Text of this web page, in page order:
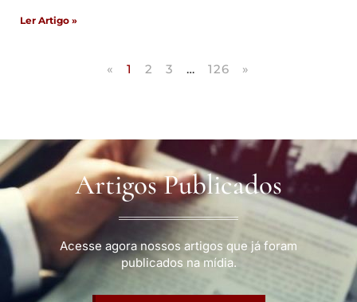
Ler Artigo »
« 1 2 3 … 126 »
Artigos Publicados
Acesse agora nossos artigos que já foram
publicados na mídia.